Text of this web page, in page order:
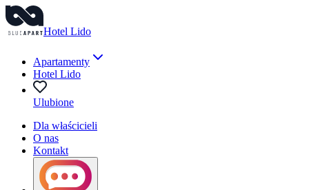
Hotel Lido
Apartamenty
Hotel Lido
Ulubione
Dla właścicieli
O nas
Kontakt